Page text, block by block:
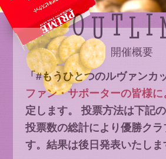
OUTLI
開催概要
「#もうひとつのルヴァンカ
ファン・サポーターの皆様に
定します。
投票方法は下記の
投票数の総計により優勝クラ
す。結果は後日発表いたしま